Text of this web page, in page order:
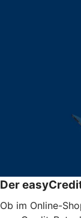
Der
Ob im Online-